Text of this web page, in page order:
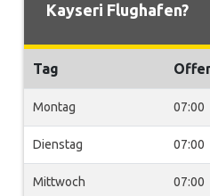
Kayseri Flughafen?
Tag
Montag 07:00
Dienstag 07:00
Mittwoch 07:00